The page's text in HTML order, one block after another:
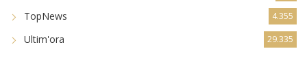
TopNews 4.355
Ultim'ora 29.335